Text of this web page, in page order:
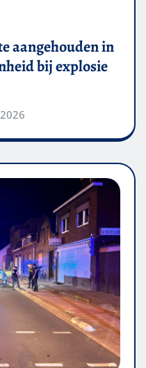
aangehouden in
bij explosie